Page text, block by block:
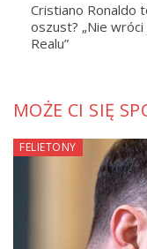
Cristiano Ronaldo
oszust? „Nie wróci
Realu”
MOŻE CI SIĘ
FELIETONY